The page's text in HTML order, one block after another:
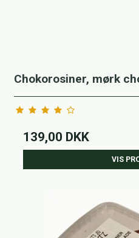
Chokorosiner, mørk
139,00 DKK
VIS